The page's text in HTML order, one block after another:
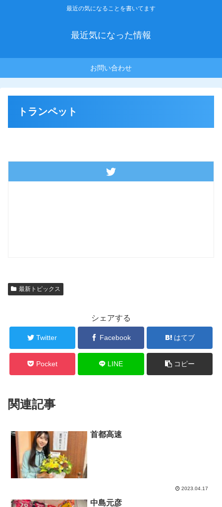
最近の気になることを書いてます
最近気になった情報
お問い合わせ
トランペット
最新トピックス
シェアする
Twitter Facebook はてブ
Pocket LINE コピー
関連記事
首都高速
2023.04.17
中島元彦